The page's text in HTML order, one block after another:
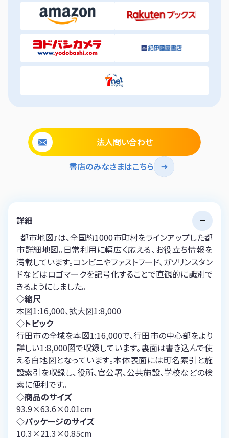
法人問い合わせ
書店のみなさまはこちら
詳細
『都市地図』は、全国約1000市町村をラインアップした都
市詳細地図。日常利用に幅広く応える、お役立ち情報を
満載しています。コンビニやファストフード、ガソリンスタン
ドなどはロゴマークを記号化することで直観的に識別で
きるようにしました。
◇縮尺
本図1:16,000、拡大図1:8,000
◇トピック
行田市の全域を本図1:16,000で、行田市の中心部をより
詳しい1:8,000図で収録しています。裏面は書き込んで使
える白地図となっています。本体表面には町名索引と施
設索引を収録し、役所、官公署、公共施設、学校などの検
索に便利です。
◇商品のサイズ
93.9×63.6×0.01cm
◇パッケージのサイズ
10.3×21.3×0.85cm